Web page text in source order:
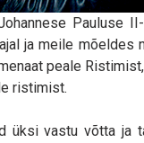
Pauluse
ja meile mõeldes
peale
ristimist.
üksi vastu võtta ja